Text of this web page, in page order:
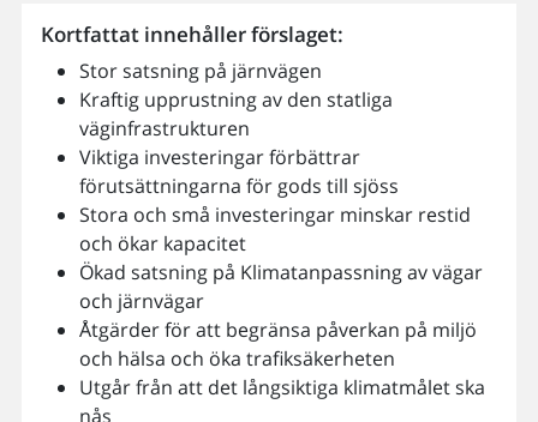
Kortfattat innehåller förslaget:
Stor satsning på järnvägen
Kraftig upprustning av den statliga
väginfrastrukturen
Viktiga investeringar förbättrar
förutsättningarna för gods till sjöss
Stora och små investeringar minskar restid
och ökar kapacitet
Ökad satsning på Klimatanpassning av vägar
och järnvägar
Åtgärder för att begränsa påverkan på miljö
och hälsa och öka trafiksäkerheten
Utgår från att det långsiktiga klimatmålet ska
nås